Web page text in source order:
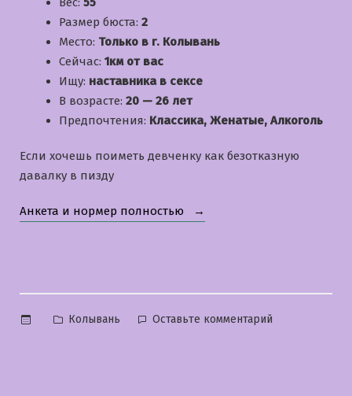
Размер бюста: 2
Место: Только в г. Колывань
Сейчас: 1км от вас
Ищу: наставника в сексе
В возрасте: 20 — 26 лет
Предпочтения: Классика, Женатые, Алкоголь
Если хочешь поиметь девченку как безотказную
давалку в пизду
Анкета и нормер полностью «Светуля»
Опубликовано
Колывань Оставьте комментарий